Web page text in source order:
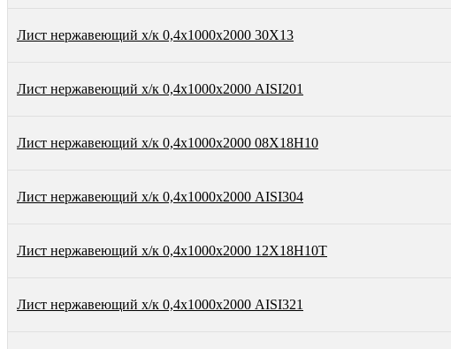
Лист нержавеющий х/к 0,4х1000х2000 30Х13
Лист нержавеющий х/к 0,4х1000х2000 AISI201
Лист нержавеющий х/к 0,4х1000х2000 08Х18Н10
Лист нержавеющий х/к 0,4х1000х2000 AISI304
Лист нержавеющий х/к 0,4х1000х2000 12Х18Н10Т
Лист нержавеющий х/к 0,4х1000х2000 AISI321